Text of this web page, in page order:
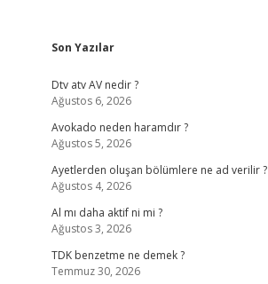
Sidebar
Son Yazılar
Dtv atv AV nedir ?
Ağustos 6, 2026
Avokado neden haramdır ?
Ağustos 5, 2026
Ayetlerden oluşan bölümlere ne ad verilir ?
Ağustos 4, 2026
Al mı daha aktif ni mi ?
Ağustos 3, 2026
TDK benzetme ne demek ?
Temmuz 30, 2026